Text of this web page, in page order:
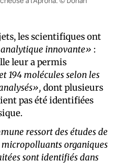
les scientifiques ont
innovante» :
leur a permis
194 molécules selon les
dont plusieurs
pas été identifiées
ressort des études de
organiques
sont identifiés dans